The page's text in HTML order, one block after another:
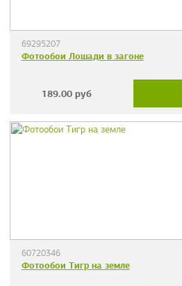
69295207
Фотообои Лошади в загоне
189.00 руб
60720346
Фотообои Тигр на земле